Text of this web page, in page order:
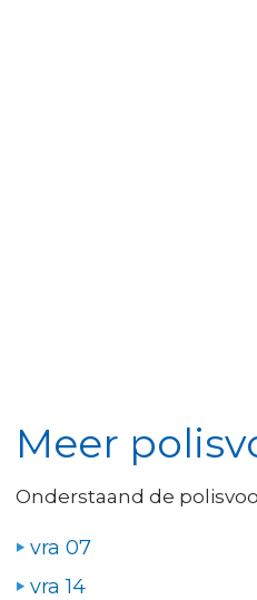
Meer
Onderstaand de
vra 07
vra 14